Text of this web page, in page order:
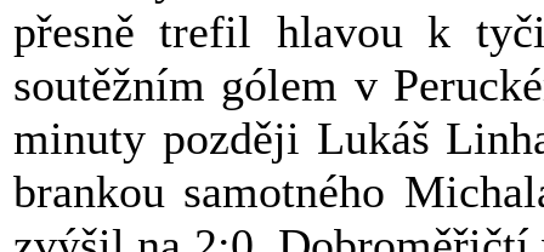
přesně trefil hlavou k
soutěžním gólem v
minuty později Lukáš
brankou samotného